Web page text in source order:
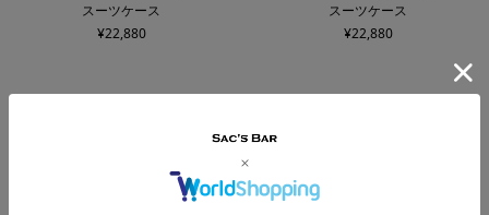
スーツケース
¥22,880
スーツケース
¥22,880